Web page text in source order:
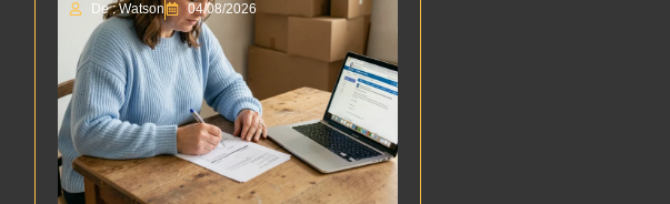
De : Watson 04/08/2026